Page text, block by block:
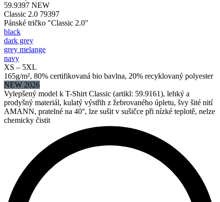
59.9397 NEW
Classic 2.0 79397
Pánské tričko "Classic 2.0"
black
dark grey
grey melange
navy
XS – 5XL
165g/m², 80% certifikovaná bio bavlna, 20% recyklovaný polyester
NEW 2026
Vylepšený model k T-Shirt Classic (artikl: 59.9161), lehký a
prodyšný materiál, kulatý výstřih z žebrovaného úpletu, švy šité nití
AMANN, pratelné na 40°, lze sušit v sušičce při nízké teplotě, nelze
chemicky čistit